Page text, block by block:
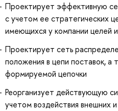
Проектирует эффективную
с учетом ее стратегических
имеющихся у компании целей
Проектирует сеть
положения в цепи поставок, а
формируемой цепочки
Реорганизует действующую
учетом воздействия внешних